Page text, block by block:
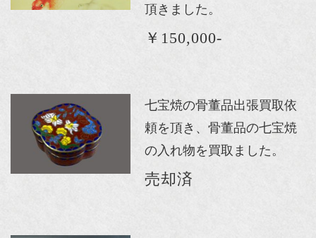
頂きました。
￥150,000-
七宝焼の骨董品出張買取依
頼を頂き、骨董品の七宝焼
の入れ物を買取ました。
売却済